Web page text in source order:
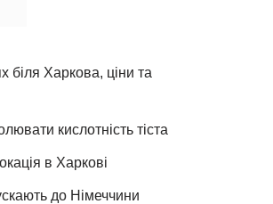
біля Харкова, ціни та
кислотність тіста
в Харкові
до Німеччини